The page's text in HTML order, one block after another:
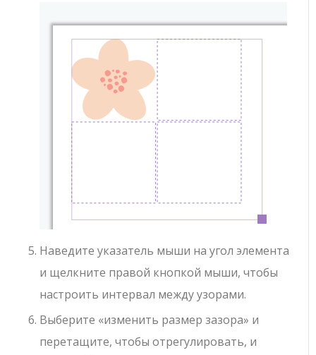
Наведите указатель мыши на угол элемента
и щелкните правой кнопкой мыши, чтобы
настроить интервал между узорами.
Выберите «изменить размер зазора» и
перетащите, чтобы отрегулировать, и